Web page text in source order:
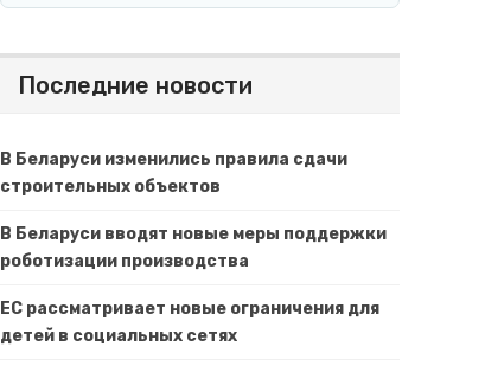
Последние новости
В Беларуси изменились правила сдачи
строительных объектов
В Беларуси вводят новые меры поддержки
роботизации производства
ЕС рассматривает новые ограничения для
детей в социальных сетях